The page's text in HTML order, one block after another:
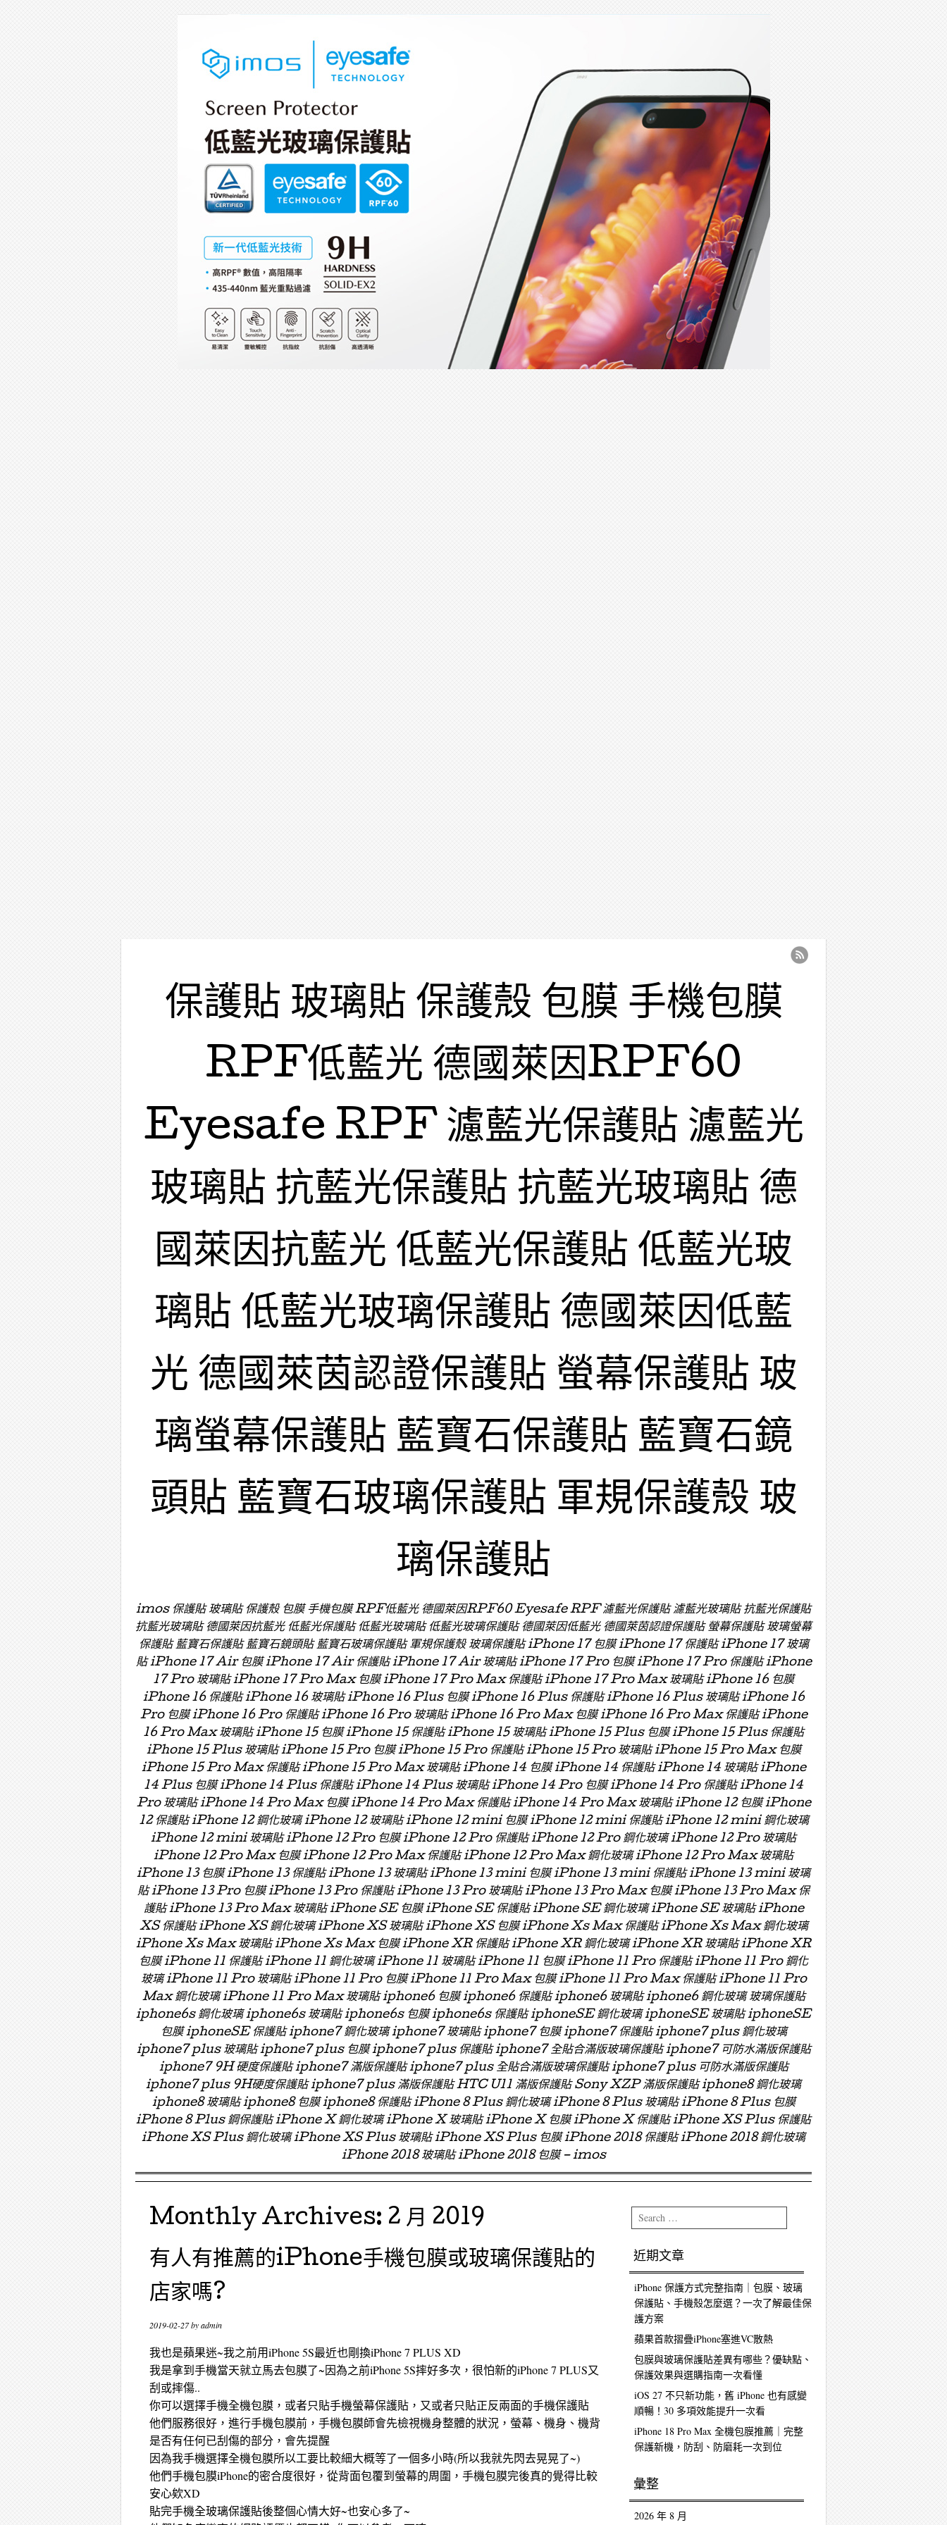
保護貼 玻璃貼 保護殼 包膜 手機包膜
RPF低藍光 德國萊因RPF60
Eyesafe RPF 濾藍光保護貼 濾藍光
玻璃貼 抗藍光保護貼 抗藍光玻璃貼 德
國萊因抗藍光 低藍光保護貼 低藍光玻
璃貼 低藍光玻璃保護貼 德國萊因低藍
光 德國萊茵認證保護貼 螢幕保護貼 玻
璃螢幕保護貼 藍寶石保護貼 藍寶石鏡
頭貼 藍寶石玻璃保護貼 軍規保護殼 玻
璃保護貼
imos 保護貼 玻璃貼 保護殼 包膜 手機包膜 RPF低藍光 德國萊因RPF60 Eyesafe RPF 濾藍光保護貼 濾藍光玻璃貼 抗藍光保護貼
抗藍光玻璃貼 德國萊因抗藍光 低藍光保護貼 低藍光玻璃貼 低藍光玻璃保護貼 德國萊因低藍光 德國萊茵認證保護貼 螢幕保護貼 玻璃螢幕
保護貼 藍寶石保護貼 藍寶石鏡頭貼 藍寶石玻璃保護貼 軍規保護殼 玻璃保護貼 iPhone 17 包膜 iPhone 17 保護貼 iPhone 17 玻璃
貼 iPhone 17 Air 包膜 iPhone 17 Air 保護貼 iPhone 17 Air 玻璃貼 iPhone 17 Pro 包膜 iPhone 17 Pro 保護貼 iPhone
17 Pro 玻璃貼 iPhone 17 Pro Max 包膜 iPhone 17 Pro Max 保護貼 iPhone 17 Pro Max 玻璃貼 iPhone 16 包膜
iPhone 16 保護貼 iPhone 16 玻璃貼 iPhone 16 Plus 包膜 iPhone 16 Plus 保護貼 iPhone 16 Plus 玻璃貼 iPhone 16
Pro 包膜 iPhone 16 Pro 保護貼 iPhone 16 Pro 玻璃貼 iPhone 16 Pro Max 包膜 iPhone 16 Pro Max 保護貼 iPhone
16 Pro Max 玻璃貼 iPhone 15 包膜 iPhone 15 保護貼 iPhone 15 玻璃貼 iPhone 15 Plus 包膜 iPhone 15 Plus 保護貼
iPhone 15 Plus 玻璃貼 iPhone 15 Pro 包膜 iPhone 15 Pro 保護貼 iPhone 15 Pro 玻璃貼 iPhone 15 Pro Max 包膜
iPhone 15 Pro Max 保護貼 iPhone 15 Pro Max 玻璃貼 iPhone 14 包膜 iPhone 14 保護貼 iPhone 14 玻璃貼 iPhone
14 Plus 包膜 iPhone 14 Plus 保護貼 iPhone 14 Plus 玻璃貼 iPhone 14 Pro 包膜 iPhone 14 Pro 保護貼 iPhone 14
Pro 玻璃貼 iPhone 14 Pro Max 包膜 iPhone 14 Pro Max 保護貼 iPhone 14 Pro Max 玻璃貼 iPhone 12 包膜 iPhone
12 保護貼 iPhone 12 鋼化玻璃 iPhone 12 玻璃貼 iPhone 12 mini 包膜 iPhone 12 mini 保護貼 iPhone 12 mini 鋼化玻璃
iPhone 12 mini 玻璃貼 iPhone 12 Pro 包膜 iPhone 12 Pro 保護貼 iPhone 12 Pro 鋼化玻璃 iPhone 12 Pro 玻璃貼
iPhone 12 Pro Max 包膜 iPhone 12 Pro Max 保護貼 iPhone 12 Pro Max 鋼化玻璃 iPhone 12 Pro Max 玻璃貼
iPhone 13 包膜 iPhone 13 保護貼 iPhone 13 玻璃貼 iPhone 13 mini 包膜 iPhone 13 mini 保護貼 iPhone 13 mini 玻璃
貼 iPhone 13 Pro 包膜 iPhone 13 Pro 保護貼 iPhone 13 Pro 玻璃貼 iPhone 13 Pro Max 包膜 iPhone 13 Pro Max 保
護貼 iPhone 13 Pro Max 玻璃貼 iPhone SE 包膜 iPhone SE 保護貼 iPhone SE 鋼化玻璃 iPhone SE 玻璃貼 iPhone
XS 保護貼 iPhone XS 鋼化玻璃 iPhone XS 玻璃貼 iPhone XS 包膜 iPhone Xs Max 保護貼 iPhone Xs Max 鋼化玻璃
iPhone Xs Max 玻璃貼 iPhone Xs Max 包膜 iPhone XR 保護貼 iPhone XR 鋼化玻璃 iPhone XR 玻璃貼 iPhone XR
包膜 iPhone 11 保護貼 iPhone 11 鋼化玻璃 iPhone 11 玻璃貼 iPhone 11 包膜 iPhone 11 Pro 保護貼 iPhone 11 Pro 鋼化
玻璃 iPhone 11 Pro 玻璃貼 iPhone 11 Pro 包膜 iPhone 11 Pro Max 包膜 iPhone 11 Pro Max 保護貼 iPhone 11 Pro
Max 鋼化玻璃 iPhone 11 Pro Max 玻璃貼 iphone6 包膜 iphone6 保護貼 iphone6 玻璃貼 iphone6 鋼化玻璃 玻璃保護貼
iphone6s 鋼化玻璃 iphone6s 玻璃貼 iphone6s 包膜 iphone6s 保護貼 iphoneSE 鋼化玻璃 iphoneSE 玻璃貼 iphoneSE
包膜 iphoneSE 保護貼 iphone7 鋼化玻璃 iphone7 玻璃貼 iphone7 包膜 iphone7 保護貼 iphone7 plus 鋼化玻璃
iphone7 plus 玻璃貼 iphone7 plus 包膜 iphone7 plus 保護貼 iphone7 全貼合滿版玻璃保護貼 iphone7 可防水滿版保護貼
iphone7 9H 硬度保護貼 iphone7 滿版保護貼 iphone7 plus 全貼合滿版玻璃保護貼 iphone7 plus 可防水滿版保護貼
iphone7 plus 9H硬度保護貼 iphone7 plus 滿版保護貼 HTC U11 滿版保護貼 Sony XZP 滿版保護貼 iphone8 鋼化玻璃
iphone8 玻璃貼 iphone8 包膜 iphone8 保護貼 iPhone 8 Plus 鋼化玻璃 iPhone 8 Plus 玻璃貼 iPhone 8 Plus 包膜
iPhone 8 Plus 鋼保護貼 iPhone X 鋼化玻璃 iPhone X 玻璃貼 iPhone X 包膜 iPhone X 保護貼 iPhone XS Plus 保護貼
iPhone XS Plus 鋼化玻璃 iPhone XS Plus 玻璃貼 iPhone XS Plus 包膜 iPhone 2018 保護貼 iPhone 2018 鋼化玻璃
iPhone 2018 玻璃貼 iPhone 2018 包膜 – imos
Monthly Archives: 2 月 2019
有人有推薦的iPhone手機包膜或玻璃保護貼的
店家嗎?
2019-02-27byadmin
我也是蘋果迷~我之前用iPhone 5S最近也剛換iPhone 7 PLUS XD
我是拿到手機當天就立馬去包膜了~因為之前iPhone 5S摔好多次，很怕新的iPhone 7 PLUS又
刮或摔傷..
你可以選擇手機全機包膜，或者只貼手機螢幕保護貼，又或者只貼正反兩面的手機保護貼
他們服務很好，進行手機包膜前，手機包膜師會先檢視機身整體的狀況，螢幕、機身、機背
是否有任何已刮傷的部分，會先提醒
因為我手機選擇全機包膜所以工要比較細大概等了一個多小時(所以我就先閃去晃晃了~)
他們手機包膜iPhone的密合度很好，從背面包覆到螢幕的周圍，手機包膜完後真的覺得比較
安心欸XD
貼完手機全玻璃保護貼後整個心情大好~也安心多了~
Search
近期文章
iPhone 保護方式完整指南｜包膜、玻璃
保護貼、手機殼怎麼選？一次了解最佳保
護方案
蘋果首款摺疊iPhone塞進VC散熱
包膜與玻璃保護貼差異有哪些？優缺點、
保護效果與選購指南一次看懂
iOS 27 不只新功能，舊 iPhone 也有感變
順暢！30 多項效能提升一次看
iPhone 18 Pro Max 全機包膜推薦｜完整
保護新機，防刮、防磨耗一次到位
彙整
2026 年 8 月